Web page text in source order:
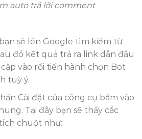
auto trả lời comment
sẽ lên Google tìm kiếm từ
đó kết quả trả ra link dẫn đầu
vào rồi tiến hành chọn Bot
tuỳ ý.
Cài đặt của công cụ bấm vào
Tại đây bạn sẽ thấy các
chuột như: